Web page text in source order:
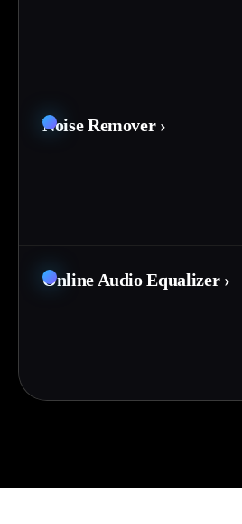
Noise Remover ›
Online Audio Equalizer ›